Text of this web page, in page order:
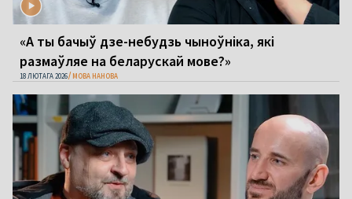
«А ты бачыў дзе-небудзь чыноўніка, які
размаўляе на беларускай мове?»
18 ЛЮТАГА 2026 МОВА НАНОВА